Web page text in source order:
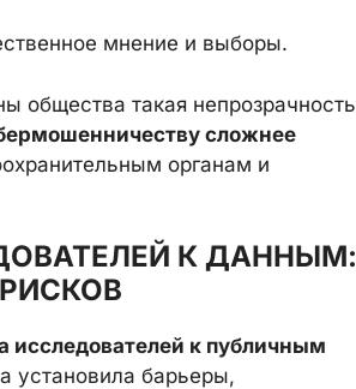
мнение и выборы.
общества такая непрозрачность
сложнее
органам и
К ДАННЫМ:
исследователей к публичным
установила барьеры,